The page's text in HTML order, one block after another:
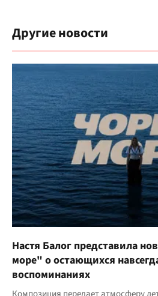
Другие новости
Настя Балог представила
море" о остающихся
воспоминаниях